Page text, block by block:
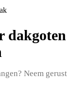
dakgoten
Neem gerust